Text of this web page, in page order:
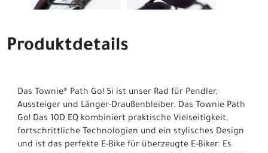
Produktdetails
Das Townie® Path Go! 5i ist unser Rad für Pendler,
Aussteiger und Länger-Draußenbleiber. Das Townie Path
Go! Das 10D EQ kombiniert praktische Vielseitigkeit,
fortschrittliche Technologien und ein stylisches Design
und ist das perfekte E-Bike für überzeugte E-Biker. Es